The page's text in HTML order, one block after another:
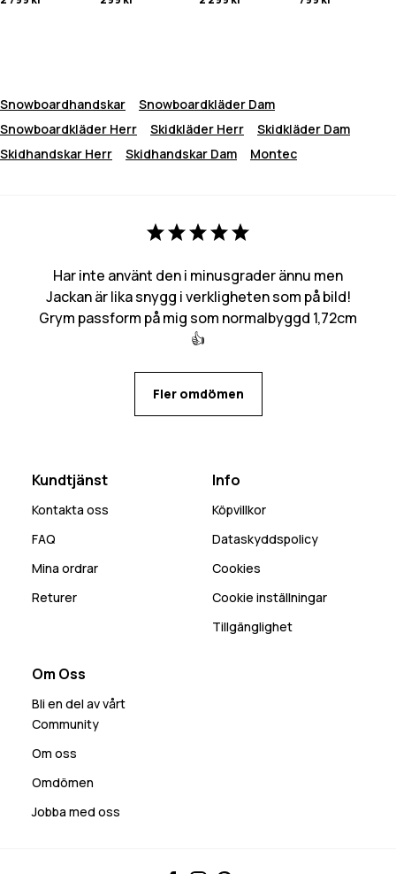
Snowboardhandskar
Snowboardkläder Dam
Snowboardkläder Herr
Skidkläder Herr
Skidkläder Dam
Skidhandskar Herr
Skidhandskar Dam Montec
Har inte använt den i minusgrader ännu men
Jackan är lika snygg i verkligheten som på bild!
Grym passform på mig som normalbyggd 1,72cm
👍
Fler omdömen
Kundtjänst
Kontakta oss
FAQ
Mina ordrar
Returer
Info
Köpvillkor
Dataskyddspolicy
Cookies
Cookie inställningar
Tillgänglighet
Om Oss
Bli en del av vårt
Community
Om oss
Omdömen
Jobba med oss